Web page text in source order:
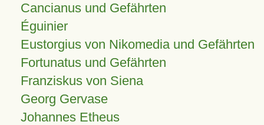
Cancianus und Gefährten
Éguinier
Eustorgius von Nikomedia und Gefährten
Fortunatus und Gefährten
Franziskus von Siena
Georg Gervase
Johannes Etheus